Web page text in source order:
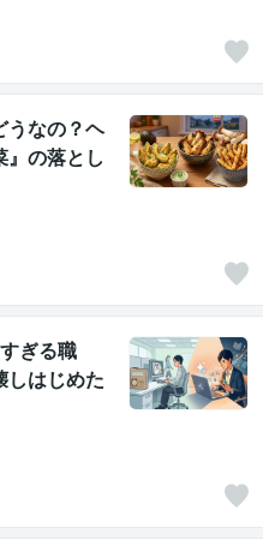
うなの？ヘ
の落とし
ぎる職
しはじめた